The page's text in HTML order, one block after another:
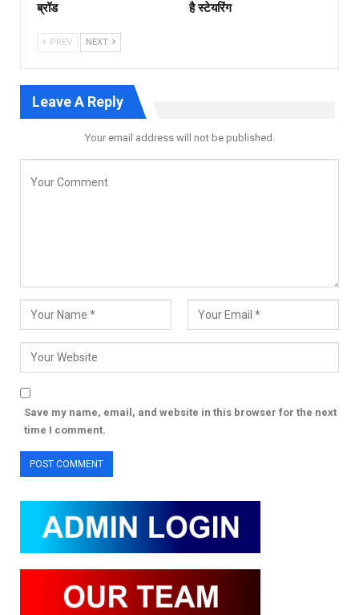
ब्रॉड
है स्टेयरिंग
PREV NEXT
Leave A Reply
Your email address will not be published.
Save my name, email, and website in this browser for the next
time I comment.